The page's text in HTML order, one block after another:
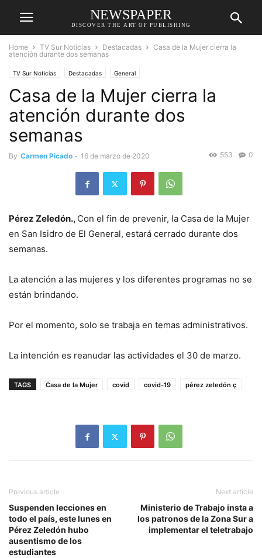
NEWSPAPER
DISCOVER THE ART OF PUBLISHING
Home TV Sur Noticias Destacadas
Casa de la Mujer cierra la
atención durante dos semanas
TV Sur Noticias Destacadas General
Casa de la Mujer cierra la
atención durante dos
semanas
By Carmen Picado - 16 de marzo de 2020 0
553
Pérez Zeledón., Con el fin de prevenir, la Casa de la Mujer
en San Isidro de El General, estará cerrado durante dos
semanas.
La atención a las mujeres y los diferentes programas no se
están brindando.
Por el momento, solo se trabaja en temas administrativos.
La intención es reanudar las actividades el 30 de marzo.
TAGS Casa de la Mujer covid covid-19 pérez zeledón ç
Previous article
Suspenden lecciones en
todo el país, este lunes en
Pérez Zeledón hubo
ausentismo de los
estudiantes
Next article
Ministerio de Trabajo insta a
los patronos de la Zona Sur a
implementar el teletrabajo